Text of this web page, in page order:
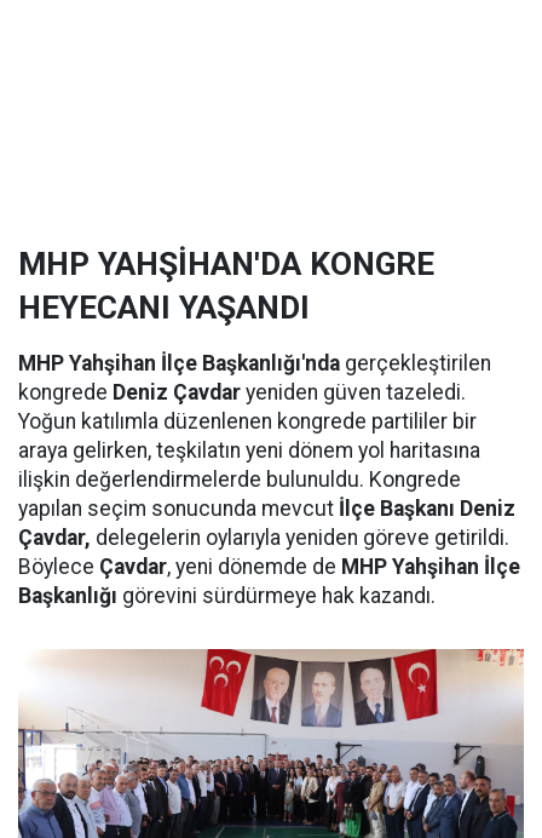
MHP YAHŞİHAN'DA KONGRE
HEYECANI YAŞANDI
MHP Yahşihan İlçe Başkanlığı'nda gerçekleştirilen
kongrede Deniz Çavdar yeniden güven tazeledi.
Yoğun katılımla düzenlenen kongrede partililer bir
araya gelirken, teşkilatın yeni dönem yol haritasına
ilişkin değerlendirmelerde bulunuldu. Kongrede
yapılan seçim sonucunda mevcut İlçe Başkanı Deniz
Çavdar, delegelerin oylarıyla yeniden göreve getirildi.
Böylece Çavdar, yeni dönemde de MHP Yahşihan İlçe
Başkanlığı görevini sürdürmeye hak kazandı.